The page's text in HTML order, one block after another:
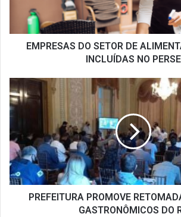
INCLUÍDAS
PERSE
EMPRESAS DO SETOR DE
INCLUÍDAS NO PERSE
PREFEITURA
PROMOVE
RETOMADA
POLOS
GASTRONÔMICOS
DO
RJ
PREFEITURA PROMOVE
GASTRONÔMICOS DO